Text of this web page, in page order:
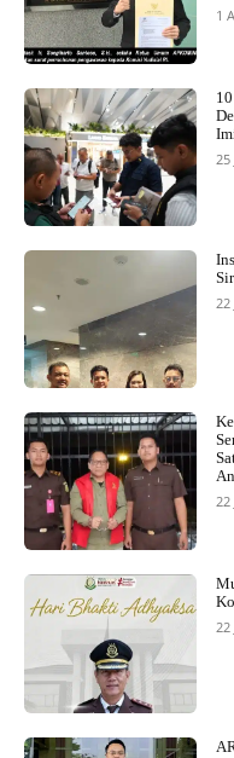
1
22
22